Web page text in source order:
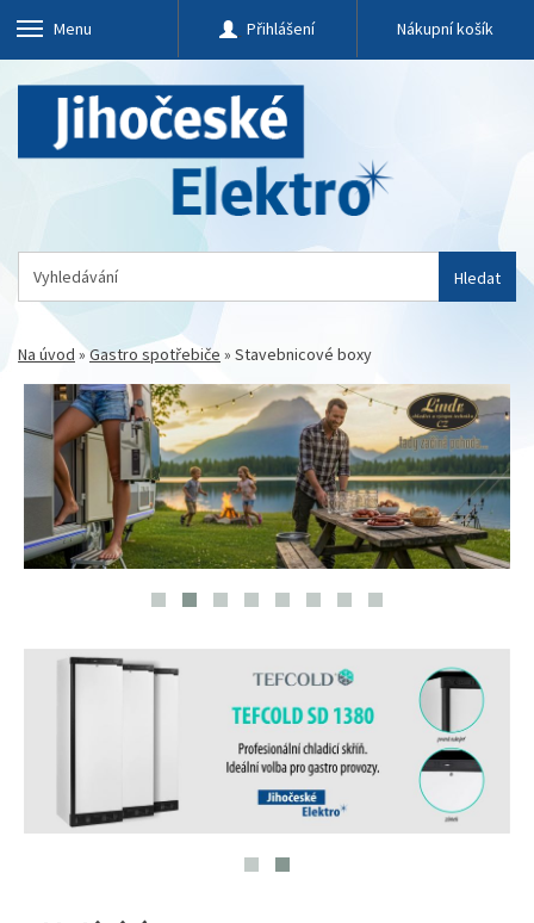
Menu Přihlášení Nákupní košík
Hledat
Na úvod »Gastro spotřebiče » Stavebnicové boxy